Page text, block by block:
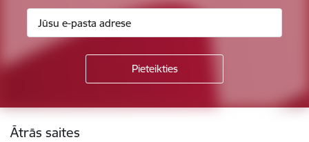
Kājene
Ātrās saites